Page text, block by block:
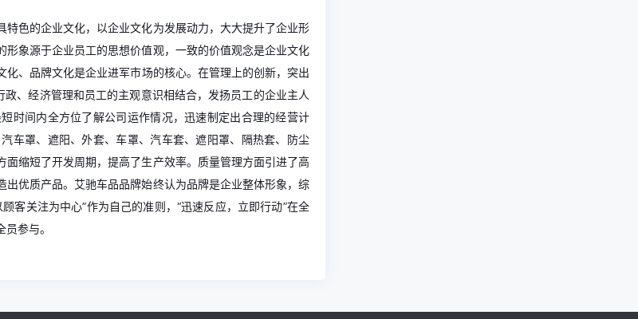
色的企业文化，以企业文化为发展动力，大大提升了企业形
象源于企业员工的思想价值观，一致的价值观念是企业文化
、品牌文化是企业进军市场的核心。在管理上的创新，突出
、经济管理和员工的主观意识相结合，发扬员工的企业主人
时间内全方位了解公司运作情况，迅速制定出合理的经营计
车罩、遮阳、外套、车罩、汽车套、遮阳罩、隔热套、防尘
缩短了开发周期，提高了生产效率。质量管理方面引进了高
优质产品。艾驰车品品牌始终认为品牌是企业整体形象，综
客关注为中心”作为自己的准则，“迅速反应，立即行动”在全
参与。